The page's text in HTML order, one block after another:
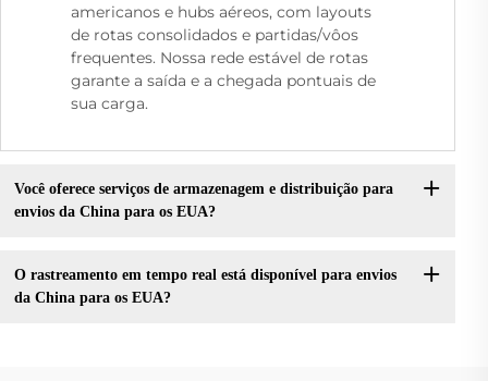
americanos e hubs aéreos, com layouts
de rotas consolidados e partidas/vôos
frequentes. Nossa rede estável de rotas
garante a saída e a chegada pontuais de
sua carga.
Você oferece serviços de armazenagem e distribuição para
envios da China para os EUA?
O rastreamento em tempo real está disponível para envios
da China para os EUA?